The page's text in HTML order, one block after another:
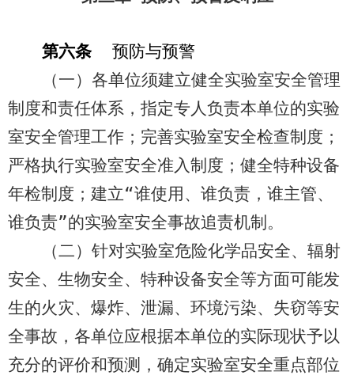
第六条预防与预警
（一）各单位须建立健全实验室安全管理
制度和责任体系，指定专人负责本单位的实验
室安全管理工作；完善实验室安全检查制度；
严格执行实验室安全准入制度；健全特种设备
年检制度；建立“谁使用、谁负责，谁主管、
谁负责”的实验室安全事故追责机制。
（二）针对实验室危险化学品安全、辐射
安全、生物安全、特种设备安全等方面可能发
生的火灾、爆炸、泄漏、环境污染、失窃等安
全事故，各单位应根据本单位的实际现状予以
充分的评价和预测，确定实验室安全重点部位